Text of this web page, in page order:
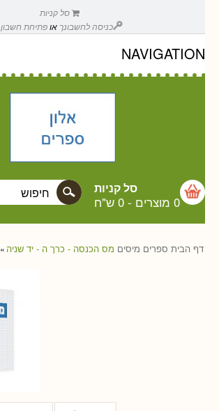
סל קניות
כניסה לחשבונך אופתיחת חשבון
NAVIGATION
סל קניות
0 מוצרים - 0 ש"ח
דף הבית » ספרים מיסים מס הכנסה - כרך ה - יד שניה